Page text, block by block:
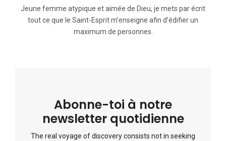
Jeune femme atypique et aimée de Dieu, je mets par écrit
tout ce que le Saint-Esprit m’enseigne afin d’édifier un
maximum de personnes.
Abonne-toi à notre
newsletter quotidienne
The real voyage of discovery consists not in seeking